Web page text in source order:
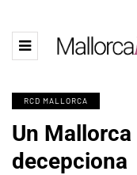
RCD MALLORCA
Un
decepciona